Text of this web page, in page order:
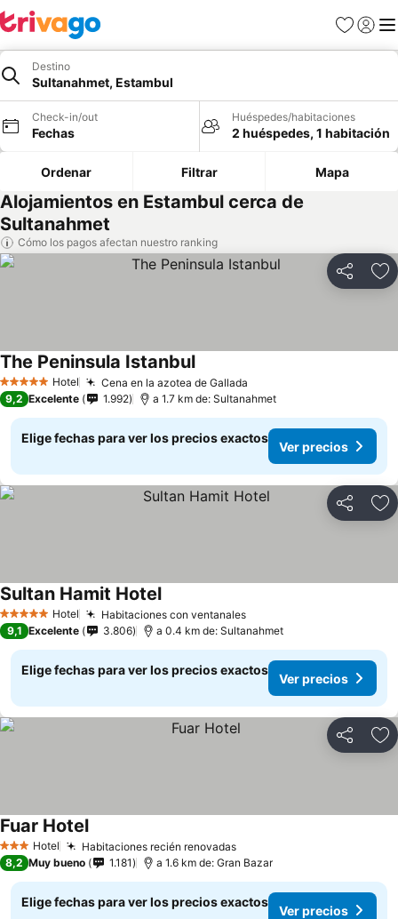
Favoritos
Iniciar
Destino
Sultanahmet, Estambul
Check-in/out
Fechas
Huéspedes/habitaciones
2 huéspedes, 1 habitación
Ordenar Filtrar Mapa
Alojamientos en Estambul cerca de
Sultanahmet
Cómo los pagos afectan nuestro ranking
Compartir
5 Estrellas Hotel Cena en la azotea de Gallada
The Peninsula Istanbul
9,2 Excelente 1.992 a 1.7 km de: Sultanahmet
Elige fechas para ver los precios exactos
Ver precios
Compartir
5 Estrellas Hotel Habitaciones con ventanales
Sultan Hamit Hotel
9,1 Excelente 3.806 a 0.4 km de: Sultanahmet
Elige fechas para ver los precios exactos
Ver precios
Compartir
3 Estrellas
Hotel Habitaciones recién renovadas
Fuar Hotel
8,2 Muy bueno 1.181 a 1.6 km de: Gran Bazar
Elige fechas para ver los precios exactos
Ver precios